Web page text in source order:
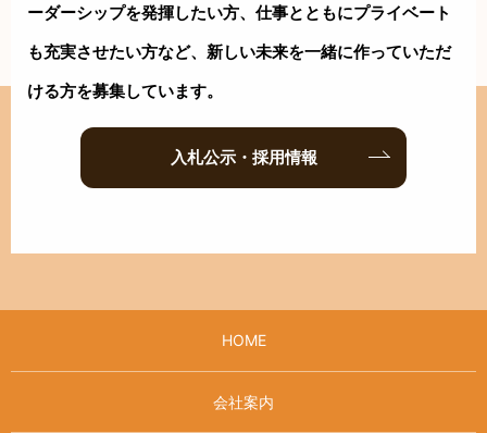
ーダーシップを発揮したい方、仕事とともにプライベート
も充実させたい方など、新しい未来を一緒に作っていただ
ける方を募集しています。
入札公示・採用情報
HOME
会社案内